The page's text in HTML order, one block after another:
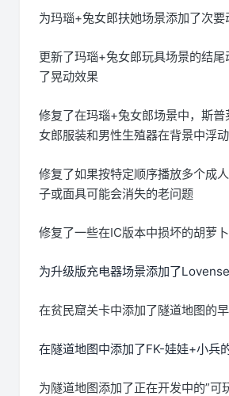
为玛瑙+兔女郎扶她场景添加了次要
更新了玛瑙+兔女郎玩具场景的结尾
了晃动效果
修复了在玛瑙+兔女郎场景中，斯
女郎服装和男性生殖器在背景中浮
修复了如果按特定顺序播放多个成
子或面具可能会消失的老问题
修复了一些在IC版本中损坏的胡萝
为升级版充电器场景添加了
在贫民窟关卡中添加了隧道地图的
在隧道地图中添加了FK-娃娃+小兵
为隧道地图添加了正在开发中的”可